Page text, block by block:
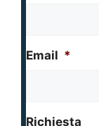
Email *
Richiesta